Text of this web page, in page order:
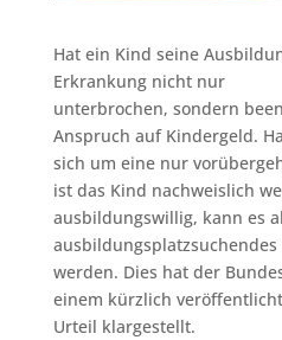
Hat ein Kind seine
Erkrankung nicht nur
unterbrochen, sondern
Anspruch auf Kindergeld.
sich um eine nur
ist das Kind nachweislich
ausbildungswillig, kann es
werden. Dies hat der
einem kürzlich
Urteil klargestellt.